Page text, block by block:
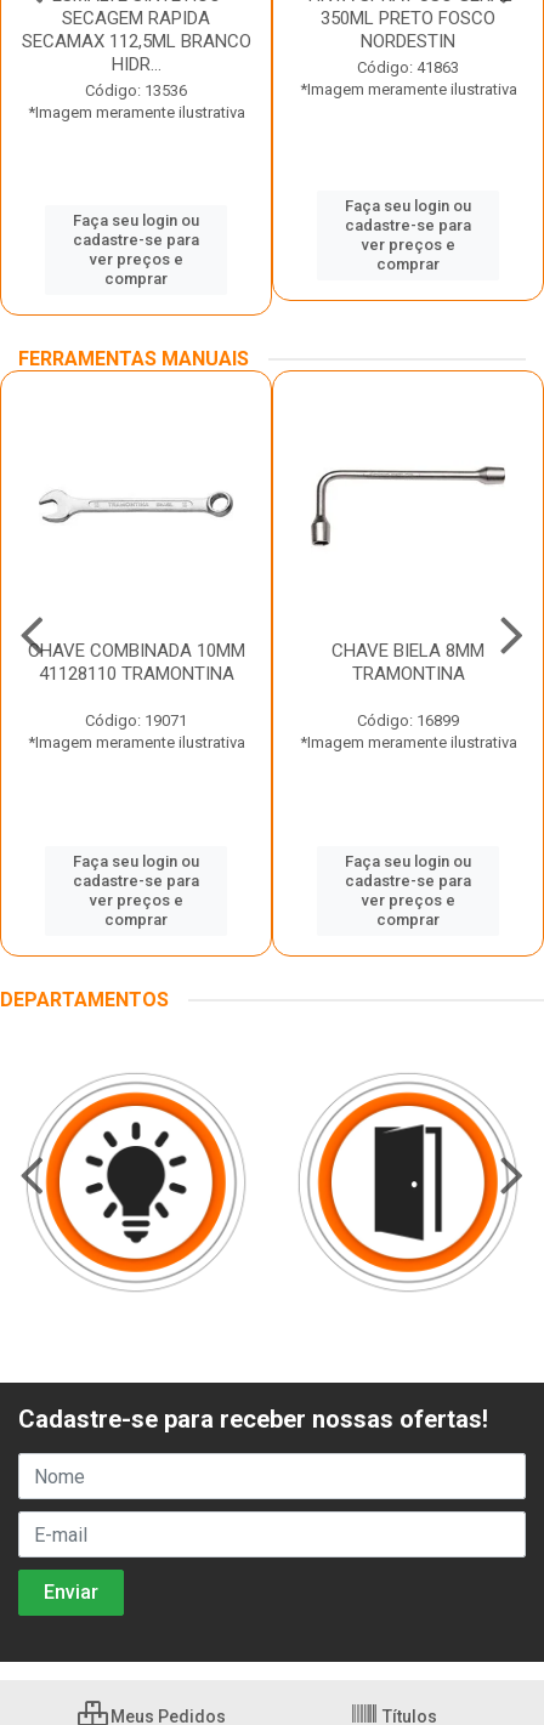
SECAGEM RAPIDA
SECAMAX 112,5ML BRANCO
HIDR...
Código: 13536
*Imagem meramente ilustrativa
Faça seu login ou
cadastre-se para
ver preços e
comprar
350ML PRETO FOSCO
NORDESTIN
Código: 41863
*Imagem meramente ilustrativa
Faça seu login ou
cadastre-se para
ver preços e
comprar
FERRAMENTAS MANUAIS
CHAVE COMBINADA 10MM
41128110 TRAMONTINA
Código: 19071
*Imagem meramente ilustrativa
Faça seu login ou
cadastre-se para
ver preços e
comprar
CHAVE BIELA 8MM
TRAMONTINA
Código: 16899
*Imagem meramente ilustrativa
Faça seu login ou
cadastre-se para
ver preços e
comprar
DEPARTAMENTOS
Cadastre-se para receber nossas ofertas!
Meus Pedidos Títulos